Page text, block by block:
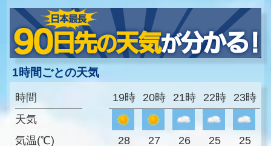
1時間ごとの天気
時間
天気
気温(℃)
19時 20時 21時 22時 23時
28 27 26 25 25